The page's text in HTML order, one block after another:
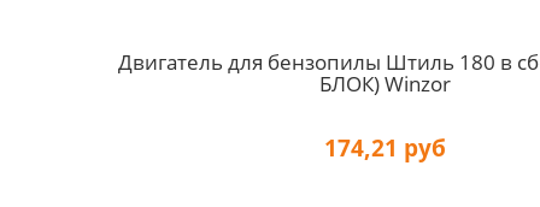
Двигатель для бензопилы Штиль 180 в
БЛОК) Winzor
174,21 руб